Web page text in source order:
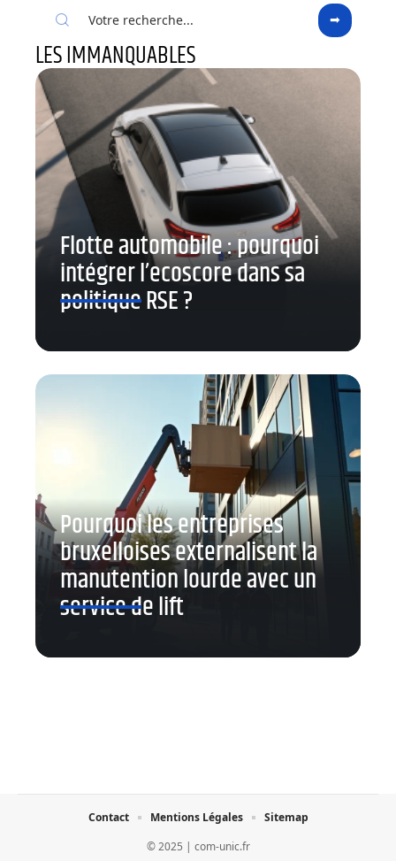
LES IMMANQUABLES
Flotte automobile : pourquoi
intégrer l’ecoscore dans sa
politique RSE ?
Pourquoi les entreprises
bruxelloises externalisent la
manutention lourde avec un
service de lift
© 2025 | com-unic.fr
Contact Mentions Légales Sitemap